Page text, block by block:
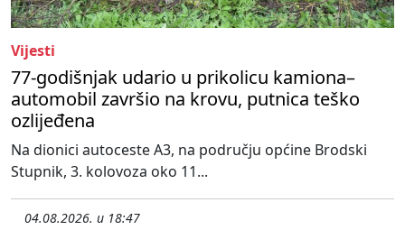
Vijesti
77-godišnjak udario u prikolicu kamiona–
automobil završio na krovu, putnica teško
ozlijeđena
Na dionici autoceste A3, na području općine Brodski
Stupnik, 3. kolovoza oko 11...
04.08.2026. u 18:47